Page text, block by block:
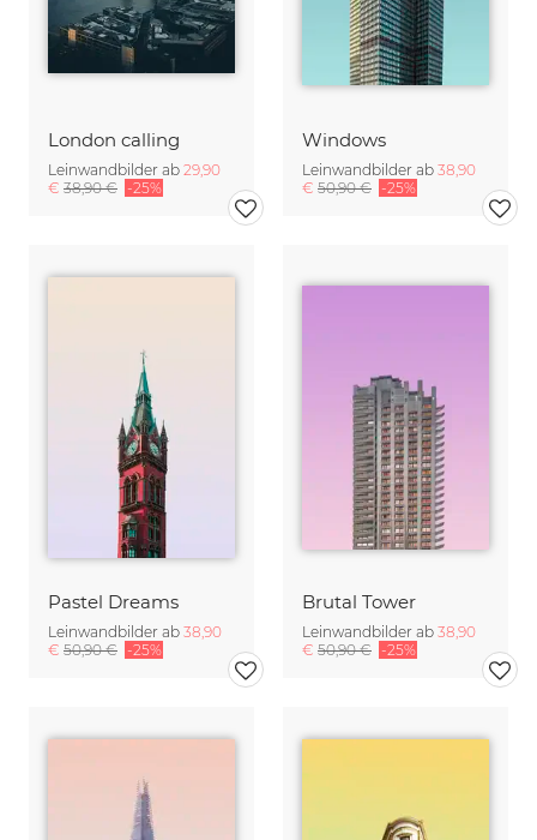
London calling
Leinwandbilder ab 29,90
€ 38,90 € -25%
Windows
Leinwandbilder ab 38,90
€ 50,90 € -25%
Pastel Dreams
Leinwandbilder ab 38,90
€ 50,90 € -25%
Brutal Tower
Leinwandbilder ab 38,90
€ 50,90 € -25%